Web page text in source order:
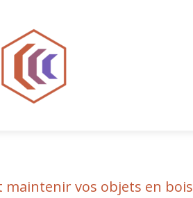
maintenir vos objets en bois